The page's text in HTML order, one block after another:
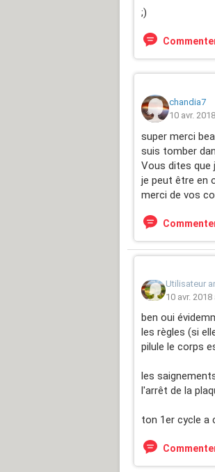
;)
chandia7
10 avr.
super merci
suis tomber
Vous dites que
je peut être en
merci de vos
Utilisateur
10 avr. 2018
ben oui
les règles (si
pilule le corps
les
l'arrêt de la
ton 1er cycle a